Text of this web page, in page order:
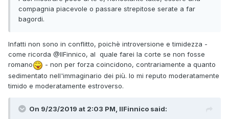
compagnia piacevole o passare strepitose serate a far
bagordi.
Infatti non sono in conflitto, poichè introversione e timidezza -
come ricorda @IlFinnico, al quale farei la corte se non fosse
romano
- non per forza coincidono, contrariamente a quanto
sedimentato nell'immaginario dei più. Io mi reputo moderatamente
timido e moderatamente estroverso.
On 9/23/2019 at 2:03 PM, IlFinnico said: